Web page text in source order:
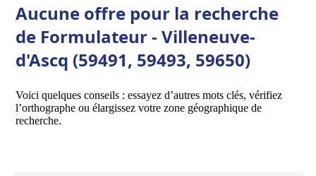
Aucune offre pour la recherche
de Formulateur - Villeneuve-
d'Ascq (59491, 59493, 59650)
Voici quelques conseils : essayez d’autres mots clés, vérifiez
l’orthographe ou élargissez votre zone géographique de
recherche.